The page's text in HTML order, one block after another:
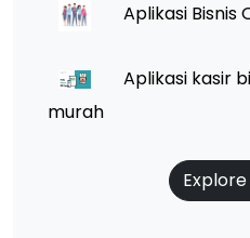
Aplikasi Bisnis
Aplikasi kasir
murah